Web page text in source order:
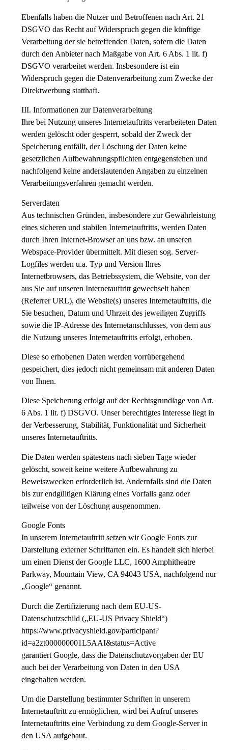
Ebenfalls haben die Nutzer und Betroffenen nach Art. 21
DSGVO das Recht auf Widerspruch gegen die künftige
Verarbeitung der sie betreffenden Daten, sofern die Daten
durch den Anbieter nach Maßgabe von Art. 6 Abs. 1 lit. f)
DSGVO verarbeitet werden. Insbesondere ist ein
Widerspruch gegen die Datenverarbeitung zum Zwecke der
Direktwerbung statthaft.
III. Informationen zur Datenverarbeitung
Ihre bei Nutzung unseres Internetauftritts verarbeiteten Daten
werden gelöscht oder gesperrt, sobald der Zweck der
Speicherung entfällt, der Löschung der Daten keine
gesetzlichen Aufbewahrungspflichten entgegenstehen und
nachfolgend keine anderslautenden Angaben zu einzelnen
Verarbeitungsverfahren gemacht werden.
Serverdaten
Aus technischen Gründen, insbesondere zur Gewährleistung
eines sicheren und stabilen Internetauftritts, werden Daten
durch Ihren Internet-Browser an uns bzw. an unseren
Webspace-Provider übermittelt. Mit diesen sog. Server-
Logfiles werden u.a. Typ und Version Ihres
Internetbrowsers, das Betriebssystem, die Website, von der
aus Sie auf unseren Internetauftritt gewechselt haben
(Referrer URL), die Website(s) unseres Internetauftritts, die
Sie besuchen, Datum und Uhrzeit des jeweiligen Zugriffs
sowie die IP-Adresse des Internetanschlusses, von dem aus
die Nutzung unseres Internetauftritts erfolgt, erhoben.
Diese so erhobenen Daten werden vorrübergehend
gespeichert, dies jedoch nicht gemeinsam mit anderen Daten
von Ihnen.
Diese Speicherung erfolgt auf der Rechtsgrundlage von Art.
6 Abs. 1 lit. f) DSGVO. Unser berechtigtes Interesse liegt in
der Verbesserung, Stabilität, Funktionalität und Sicherheit
unseres Internetauftritts.
Die Daten werden spätestens nach sieben Tage wieder
gelöscht, soweit keine weitere Aufbewahrung zu
Beweiszwecken erforderlich ist. Andernfalls sind die Daten
bis zur endgültigen Klärung eines Vorfalls ganz oder
teilweise von der Löschung ausgenommen.
Google Fonts
In unserem Internetauftritt setzen wir Google Fonts zur
Darstellung externer Schriftarten ein. Es handelt sich hierbei
um einen Dienst der Google LLC, 1600 Amphitheatre
Parkway, Mountain View, CA 94043 USA, nachfolgend nur
„Google“ genannt.
Durch die Zertifizierung nach dem EU-US-
Datenschutzschild („EU-US Privacy Shield“)
https://www.privacyshield.gov/participant?
id=a2zt000000001L5AAI&status=Active
garantiert Google, dass die Datenschutzvorgaben der EU
auch bei der Verarbeitung von Daten in den USA
eingehalten werden.
Um die Darstellung bestimmter Schriften in unserem
Internetauftritt zu ermöglichen, wird bei Aufruf unseres
Internetauftritts eine Verbindung zu dem Google-Server in
den USA aufgebaut.